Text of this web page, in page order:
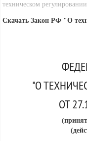
техническом регулировании
Скачать Закон РФ "О
"О
ОТ